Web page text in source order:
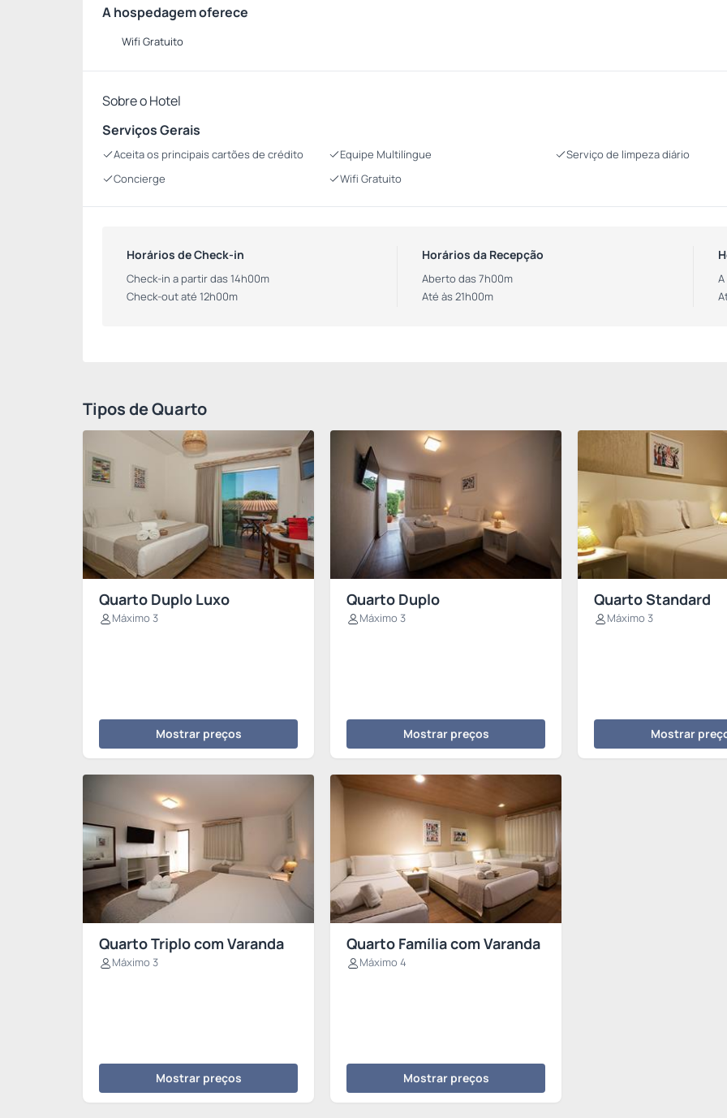
A hospedagem oferece
Wifi Gratuito
Sobre o Hotel
Serviços Gerais
Aceita os principais cartões de crédito Equipe Multilíngue
Serviço de limpeza diário
Concierge
Wifi Gratuito
Horários de Check-in
Check-in a partir das 14h00m
Check-out até 12h00m
Horários da Recepção
Aberto das 7h00m
Até às 21h00m
Tipos de Quarto
Quarto Duplo Luxo
Máximo 3
Mostrar preços
Quarto Duplo
Máximo 3
Mostrar preços
Quarto Standard
Máximo 3
Mostrar
Quarto Triplo com Varanda
Máximo 3
Mostrar preços
Quarto Família com Varanda
Máximo 4
Mostrar preços